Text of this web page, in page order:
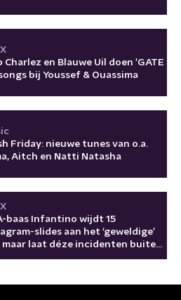
Charlez en Blauwe Uil doen 'GATE
bij Youssef & Ouassima
Friday: nieuwe tunes van o.a.
Aitch en Natti Natasha
baas Infantino wijdt 15
slides aan het ‘geweldige’
maar laat déze incidenten buiten